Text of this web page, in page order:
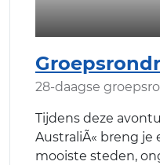
28-daagse
Tijdens deze
AustraliÃ« breng je
mooiste steden,